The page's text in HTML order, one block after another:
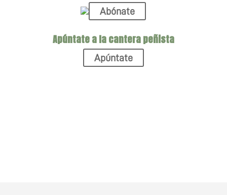
Abónate
Apúntate a la cantera peñista
Apúntate